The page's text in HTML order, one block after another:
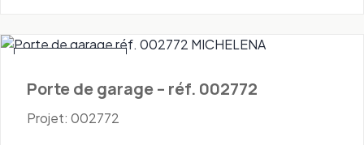
Porte de garage – réf. 002772
Projet: 002772